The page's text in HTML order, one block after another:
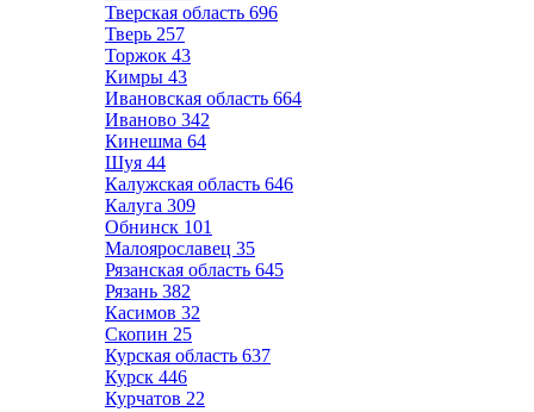
Тверская область 696
Тверь 257
Торжок 43
Кимры 43
Ивановская область 664
Иваново 342
Кинешма 64
Шуя 44
Калужская область 646
Калуга 309
Обнинск 101
Малоярославец 35
Рязанская область 645
Рязань 382
Касимов 32
Скопин 25
Курская область 637
Курск 446
Курчатов 22